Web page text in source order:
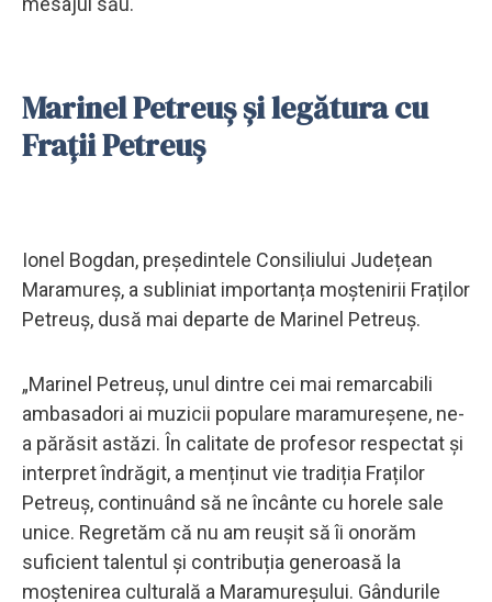
Marinel Petreuș și legătura cu
Frații Petreuș
Ionel Bogdan, președintele Consiliului Județean
Maramureș, a subliniat importanța moștenirii Fraților
Petreuş, dusă mai departe de Marinel Petreuş.
„Marinel Petreuş, unul dintre cei mai remarcabili
ambasadori ai muzicii populare maramureșene, ne-
a părăsit astăzi. În calitate de profesor respectat și
interpret îndrăgit, a menținut vie tradiția Fraților
Petreuş, continuând să ne încânte cu horele sale
unice. Regretăm că nu am reușit să îi onorăm
suficient talentul și contribuția generoasă la
moștenirea culturală a Maramureșului. Gândurile